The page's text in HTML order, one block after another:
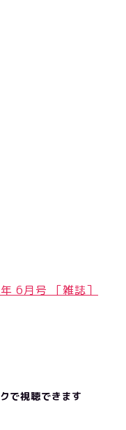
6月号 ［雑誌］
で視聴できます